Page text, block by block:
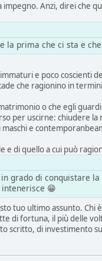
Anzi, direi che
la prima che ci sta e
e poco coscienti
che ragionino in
o che egli guardi
per uscirne: chiudere
e
e di quello a cui può
grado di conquistare
😁
tuo ultimo assunto. Chi
di fortuna, il più delle
scritto, di investimento